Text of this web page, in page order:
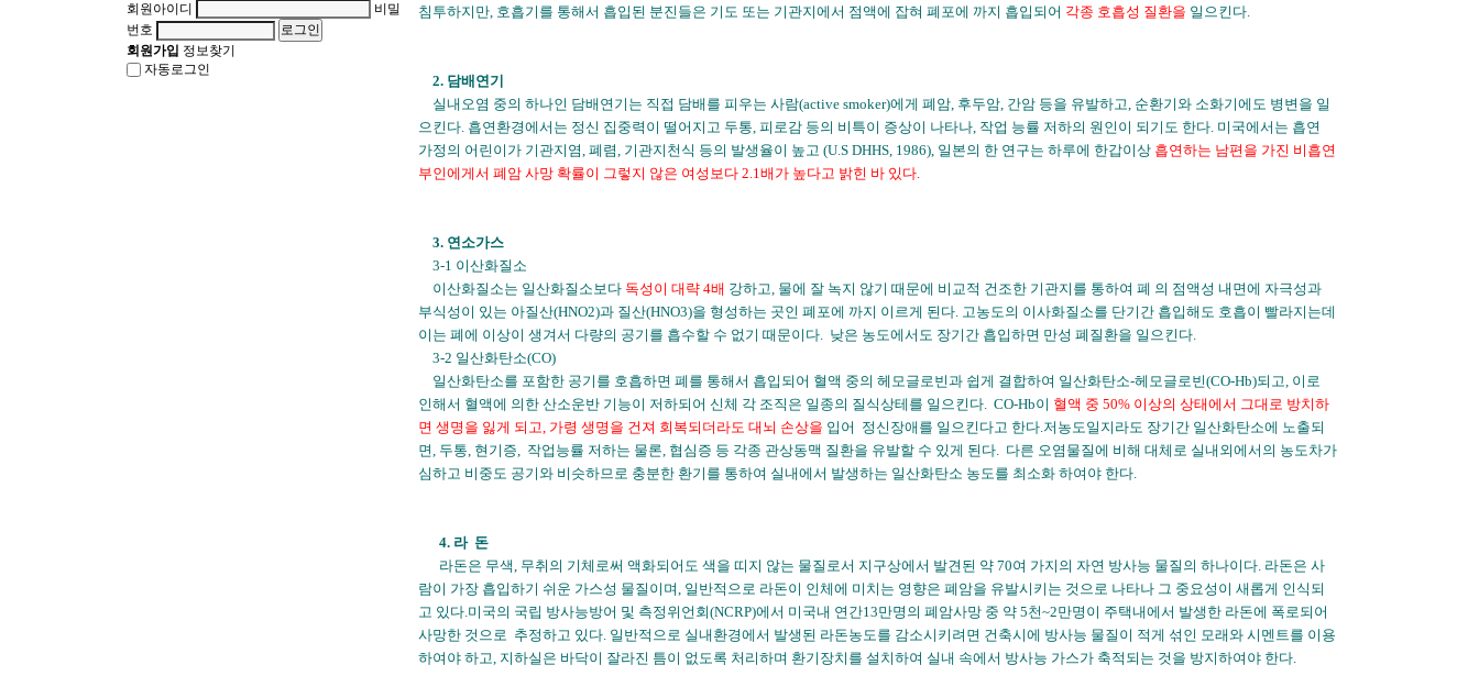
회원아이디
비밀
번호
회원가입 정보찾기
자동로그인
침투하지만, 호흡기를 통해서 흡입된 분진들은 기도 또는 기관지에서 점액에 잡혀 폐포에 까지 흡입되어 각종 호흡성 질환을 일으킨다.
2. 담배연기
실내오염 중의 하나인 담배연기는 직접 담배를 피우는 사람(active smoker)에게 폐암, 후두암, 간암 등을 유발하고, 순환기와 소화기에도 병변을 일
으킨다. 흡연환경에서는 정신 집중력이 떨어지고 두통, 피로감 등의 비특이 증상이 나타나, 작업 능률 저하의 원인이 되기도 한다. 미국에서는 흡연
가정의 어린이가 기관지염, 폐렴, 기관지천식 등의 발생율이 높고 (U.S DHHS, 1986), 일본의 한 연구는 하루에 한갑이상 흡연하는 남편을 가진 비흡연
부인에게서 폐암 사망 확률이 그렇지 않은 여성보다 2.1배가 높다고 밝힌 바 있다.
3. 연소가스
3-1 이산화질소
이산화질소는 일산화질소보다 독성이 대략 4배 강하고, 물에 잘 녹지 않기 때문에 비교적 건조한 기관지를 통하여 폐 의 점액성 내면에 자극성과
부식성이 있는 아질산(HNO2)과 질산(HNO3)을 형성하는 곳인 폐포에 까지 이르게 된다. 고농도의 이사화질소를 단기간 흡입해도 호흡이 빨라지는데
이는 폐에 이상이 생겨서 다량의 공기를 흡수할 수 없기 때문이다. 낮은 농도에서도 장기간 흡입하면 만성 폐질환을 일으킨다.
3-2 일산화탄소(CO)
일산화탄소를 포함한 공기를 호흡하면 폐를 통해서 흡입되어 혈액 중의 헤모글로빈과 쉽게 결합하여 일산화탄소-헤모글로빈(CO-Hb)되고, 이로
인해서 혈액에 의한 산소운반 기능이 저하되어 신체 각 조직은 일종의 질식상테를 일으킨다. CO-Hb이 혈액 중 50% 이상의 상태에서 그대로 방치하
면 생명을 잃게 되고, 가령 생명을 건져 회복되더라도 대뇌 손상을 입어 정신장애를 일으킨다고 한다.저농도일지라도 장기간 일산화탄소에 노출되
면, 두통, 현기증, 작업능률 저하는 물론, 협심증 등 각종 관상동맥 질환을 유발할 수 있게 된다. 다른 오염물질에 비해 대체로 실내외에서의 농도차가
심하고 비중도 공기와 비슷하므로 충분한 환기를 통하여 실내에서 발생하는 일산화탄소 농도를 최소화 하여야 한다.
4. 라 돈
라돈은 무색, 무취의 기체로써 액화되어도 색을 띠지 않는 물질로서 지구상에서 발견된 약 70여 가지의 자연 방사능 물질의 하나이다. 라돈은 사
람이 가장 흡입하기 쉬운 가스성 물질이며, 일반적으로 라돈이 인체에 미치는 영향은 폐암을 유발시키는 것으로 나타나 그 중요성이 새롭게 인식되
고 있다.미국의 국립 방사능방어 및 측정위언회(NCRP)에서 미국내 연간13만명의 폐암사망 중 약 5천~2만명이 주택내에서 발생한 라돈에 폭로되어
사망한 것으로 추정하고 있다. 일반적으로 실내환경에서 발생된 라돈농도를 감소시키려면 건축시에 방사능 물질이 적게 섞인 모래와 시멘트를 이용
하여야 하고, 지하실은 바닥이 잘라진 틈이 없도록 처리하며 환기장치를 설치하여 실내 속에서 방사능 가스가 축적되는 것을 방지하여야 한다.